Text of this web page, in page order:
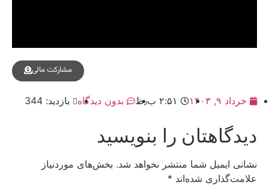
مشارکت مالی
خرداد ۹, ۱۴۰۳ ۲:۵۱ ب٫ظ بدون دیدگاه بازدید: 344
دیدگاهتان را بنویسید
نشانی ایمیل شما منتشر نخواهد شد. بخش‌های موردنیاز
علامت‌گذاری شده‌اند *